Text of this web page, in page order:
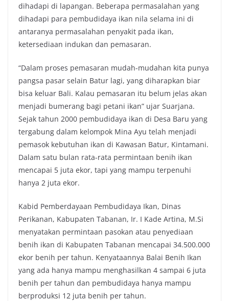
dihadapi di lapangan. Beberapa permasalahan yang
dihadapi para pembudidaya ikan nila selama ini di
antaranya permasalahan penyakit pada ikan,
ketersediaan indukan dan pemasaran.
“Dalam proses pemasaran mudah-mudahan kita punya
pangsa pasar selain Batur lagi, yang diharapkan biar
bisa keluar Bali. Kalau pemasaran itu belum jelas akan
menjadi bumerang bagi petani ikan” ujar Suarjana.
Sejak tahun 2000 pembudidaya ikan di Desa Baru yang
tergabung dalam kelompok Mina Ayu telah menjadi
pemasok kebutuhan ikan di Kawasan Batur, Kintamani.
Dalam satu bulan rata-rata permintaan benih ikan
mencapai 5 juta ekor, tapi yang mampu terpenuhi
hanya 2 juta ekor.
Kabid Pemberdayaan Pembudidaya Ikan, Dinas
Perikanan, Kabupaten Tabanan, Ir. I Kade Artina, M.Si
menyatakan permintaan pasokan atau penyediaan
benih ikan di Kabupaten Tabanan mencapai 34.500.000
ekor benih per tahun. Kenyataannya Balai Benih Ikan
yang ada hanya mampu menghasilkan 4 sampai 6 juta
benih per tahun dan pembudidaya hanya mampu
berproduksi 12 juta benih per tahun.